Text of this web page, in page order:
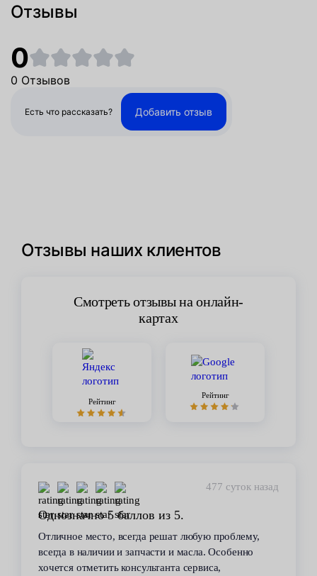
Отзывы
0
0 Отзывов
Есть что рассказать? Добавить отзыв
Отзывы наших клиентов
Смотреть отзывы на онлайн-
картах
Рейтинг
Рейтинг
477 суток назад
Однозначно 5 баллов из 5.
Отличное место, всегда решат любую проблему,
всегда в наличии и запчасти и масла. Особенно
хочется отметить консультанта сервиса,